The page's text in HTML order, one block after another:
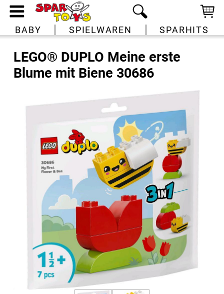
BABY SPIELWAREN SPARHITS
LEGO® DUPLO Meine erste
Blume mit Biene 30686